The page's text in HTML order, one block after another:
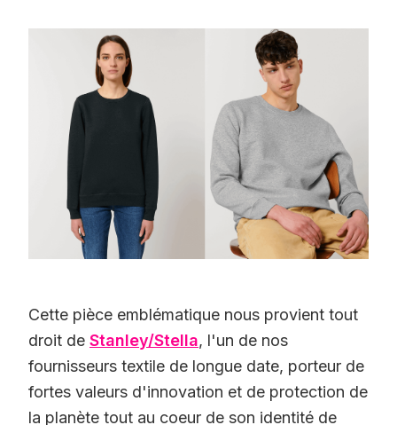
Cette pièce emblématique nous provient tout
droit de Stanley/Stella, l'un de nos
fournisseurs textile de longue date, porteur de
fortes valeurs d'innovation et de protection de
la planète tout au coeur de son identité de